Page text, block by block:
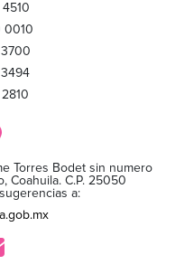
0010
Torres Bodet sin numero
Coahuila. C.P. 25050
a: